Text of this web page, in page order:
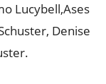
Lucybell,Ases
Denise